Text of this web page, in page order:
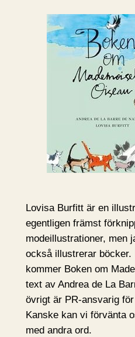
Lovisa Burfitt är en
egentligen främst
modeillustrationer, men
också illustrerar böcker.
kommer Boken om
text av Andrea de La
övrigt är PR-ansvarig
Kanske kan vi förvänta
med andra ord.